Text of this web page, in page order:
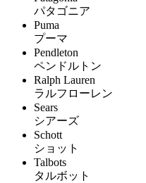
パタゴニア
Puma
プーマ
Pendleton
ペンドルトン
Ralph Lauren
ラルフローレン
Sears
シアーズ
Schott
ショット
Talbots
タルボット